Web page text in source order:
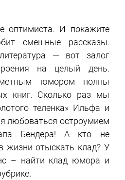
оптимиста. И покажите
смешные рассказы.
— вот залог
на целый день.
юмором полны
книг. Сколько раз мы
теленка» Ильфа и
любоваться остроумием
Бендера! А кто не
жизни отыскать клад? У
– найти клад юмора и